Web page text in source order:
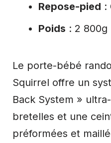
Repose-pied :
Poids : 2 800g
Le porte-bébé
Squirrel offre un
Back System »
bretelles et une
préformées et